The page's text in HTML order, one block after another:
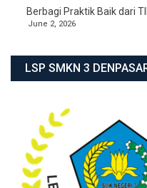
Berbagi Praktik Baik dari
June 2, 2026
LSP SMKN 3